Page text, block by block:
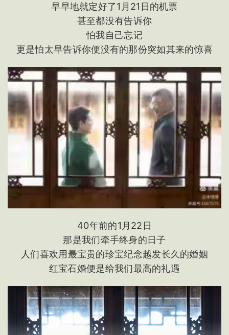
早早地就定好了1月21日的机票
甚至都没有告诉你
怕我自己忘记
更是怕太早告诉你便没有的那份突如其来的惊喜
40年前的1月22日
那是我们牵手终身的日子
人们喜欢用最宝贵的珍宝纪念越发长久的婚姻
红宝石婚便是给我们最高的礼遇